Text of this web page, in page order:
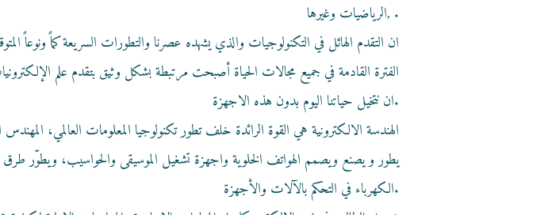
,الرياضيات وغيرها .
ان التقدم الهائل في التكنولوجيات والذي يشهده عصرنا والتطورات السريعة كماً ونوعاً
الفترة القادمة في جميع مجالات الحياة أصبحت مرتبطة بشكل وثيق بتقدم علم
ان نتخيل حياتنا اليوم بدون هذه الاجهزة.
الهندسة الالكترونية هي القوة الرائدة خلف تطور تكنولوجيا المعلومات العالمي،
يطور و يصنع ويصمم الهواتف الخلوية واجهزة تشغيل الموسيقى والحواسيب، ويطوّر
الكهرباء في التحكم بالآلات والأجهزة.